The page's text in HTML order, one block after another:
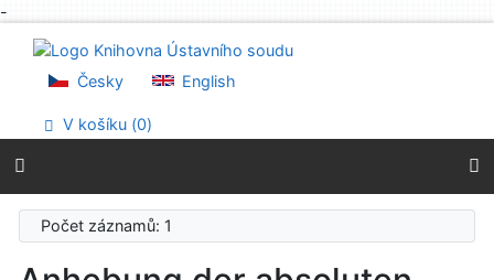
-
Přejít na menu
Prohlášení o webové přístupnosti
Česky English
V košíku (0)
Počet záznamů: 1